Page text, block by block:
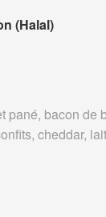
(Halal)
pané, bacon de
cheddar,